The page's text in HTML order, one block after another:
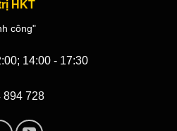
HKT
công"
14:00 - 17:30
894 728